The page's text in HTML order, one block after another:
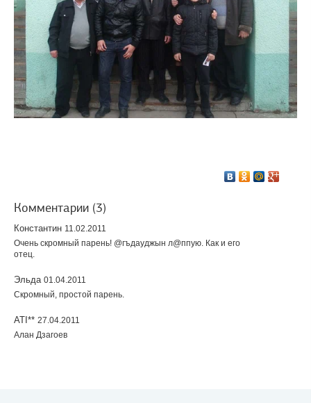
Комментарии (3)
Константин 11.02.2011
Очень скромный парень! @гъдауджын л@ппую. Как и его
отец.
Эльда 01.04.2011
Скромный, простой парень.
ATI** 27.04.2011
Алан Дзагоев